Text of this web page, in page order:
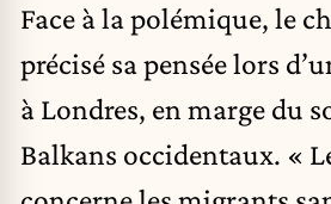
Face à la polémique, le
précisé sa pensée lors
à Londres, en marge du
Balkans occidentaux. «